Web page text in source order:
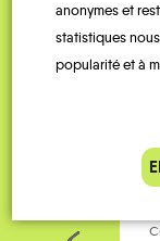
anonymes et
statistiques
popularité et à